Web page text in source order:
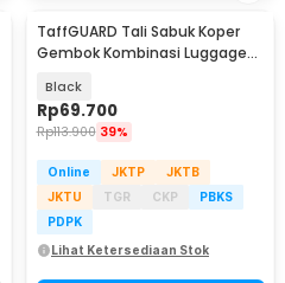
TaffGUARD Tali Sabuk Koper
Gembok Kombinasi Luggage
Black
Rp69.700
Rp113.900 39%
Online JKTP
JKTB
JKTU
TGR CKP
PBKS
PDPK
Lihat Ketersediaan Stok